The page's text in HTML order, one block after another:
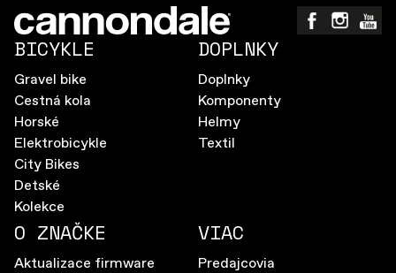
BICYKLE
Gravel bike
Cestná kola
Horské
Elektrobicykle
City Bikes
Detské
Kolekce
DOPLNKY
Doplnky
Komponenty
Helmy
Textil
O ZNAČKE
Aktualizace firmware
VIAC
Predajcovia